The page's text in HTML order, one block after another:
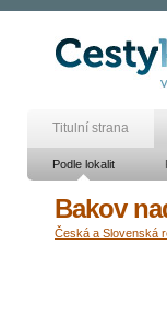
Titulní strana
Podle lokalit
Bakov
Česká a Slovenská